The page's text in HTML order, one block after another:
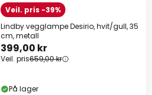
Veil. pris -39%
Lindby vegglampe Desirio, hvit/gull, 35
cm, metall
399,00 kr
Veil. pris659,00 kr
På lager